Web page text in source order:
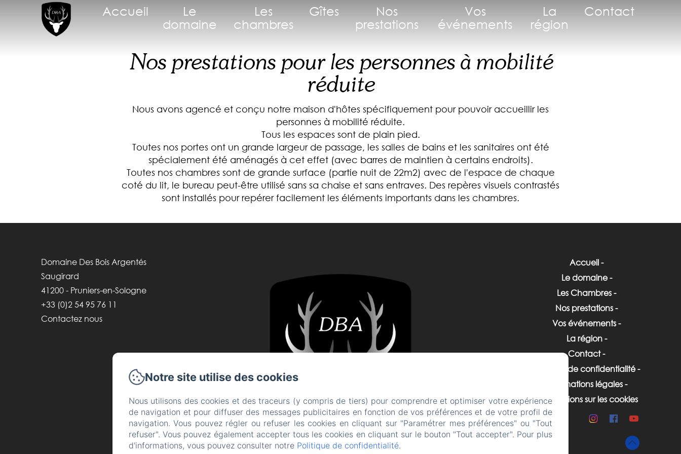
Accueil
Le
domaine
Les
chambres
Gîtes
Nos
prestations
Vos
événements
La
région
Contact
Nos prestations pour les personnes à mobilité
réduite
Nous avons agencé et conçu notre maison d'hôtes spécifiquement pour pouvoir accueillir les
personnes à mobilité réduite.
Tous les espaces sont de plain pied.
Toutes nos portes ont un grande largeur de passage, les salles de bains et les sanitaires ont été
spécialement été aménagés à cet effet (avec barres de maintien à certains endroits).
Toutes nos chambres sont de grande surface (partie nuit de 22m2) avec de l'espace de chaque
coté du lit, le bureau peut-être utilisé sans sa chaise et sans entraves. Des repères visuels contrastés
sont installés pour repérer facilement les éléments importants dans les chambres.
Domaine Des Bois Argentés
Saugirard
41200 - Pruniers-en-Sologne
+33 (0)2 54 95 76 11
Contactez nous
Accueil
Le domaine
Les Chambres
Nos prestations
Vos événements
La région
Contact
Politique de confidentialité
Informations légales
Informations sur les cookies
Notre site utilise des cookies
Nous utilisons des cookies et des traceurs (y compris de tiers) pour comprendre et optimiser votre expérience
de navigation et pour diffuser des messages publicitaires en fonction de vos préférences et de votre profil de
navigation. Vous pouvez régler ou refuser les cookies en cliquant sur "Paramétrer mes préférences" ou "Tout
refuser". Vous pouvez également accepter tous les cookies en cliquant sur le bouton "Tout accepter". Pour plus
d'informations, vous pouvez consulter notre Politique de confidentialité.